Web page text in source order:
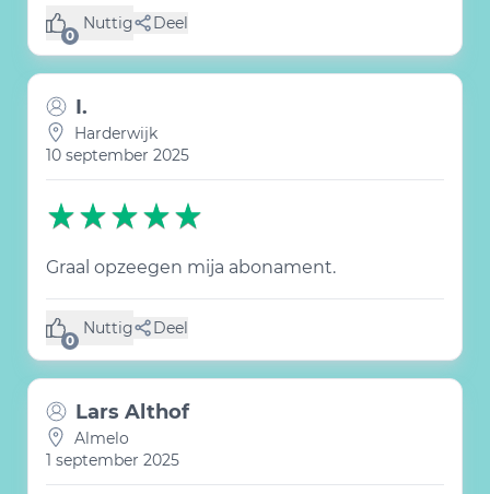
0
Nuttig
(0 like) Deel
I.
Harderwijk
10 september 2025
Graal opzeegen mija abonament.
0
Nuttig
(0 like) Deel
Lars Althof
Almelo
1 september 2025